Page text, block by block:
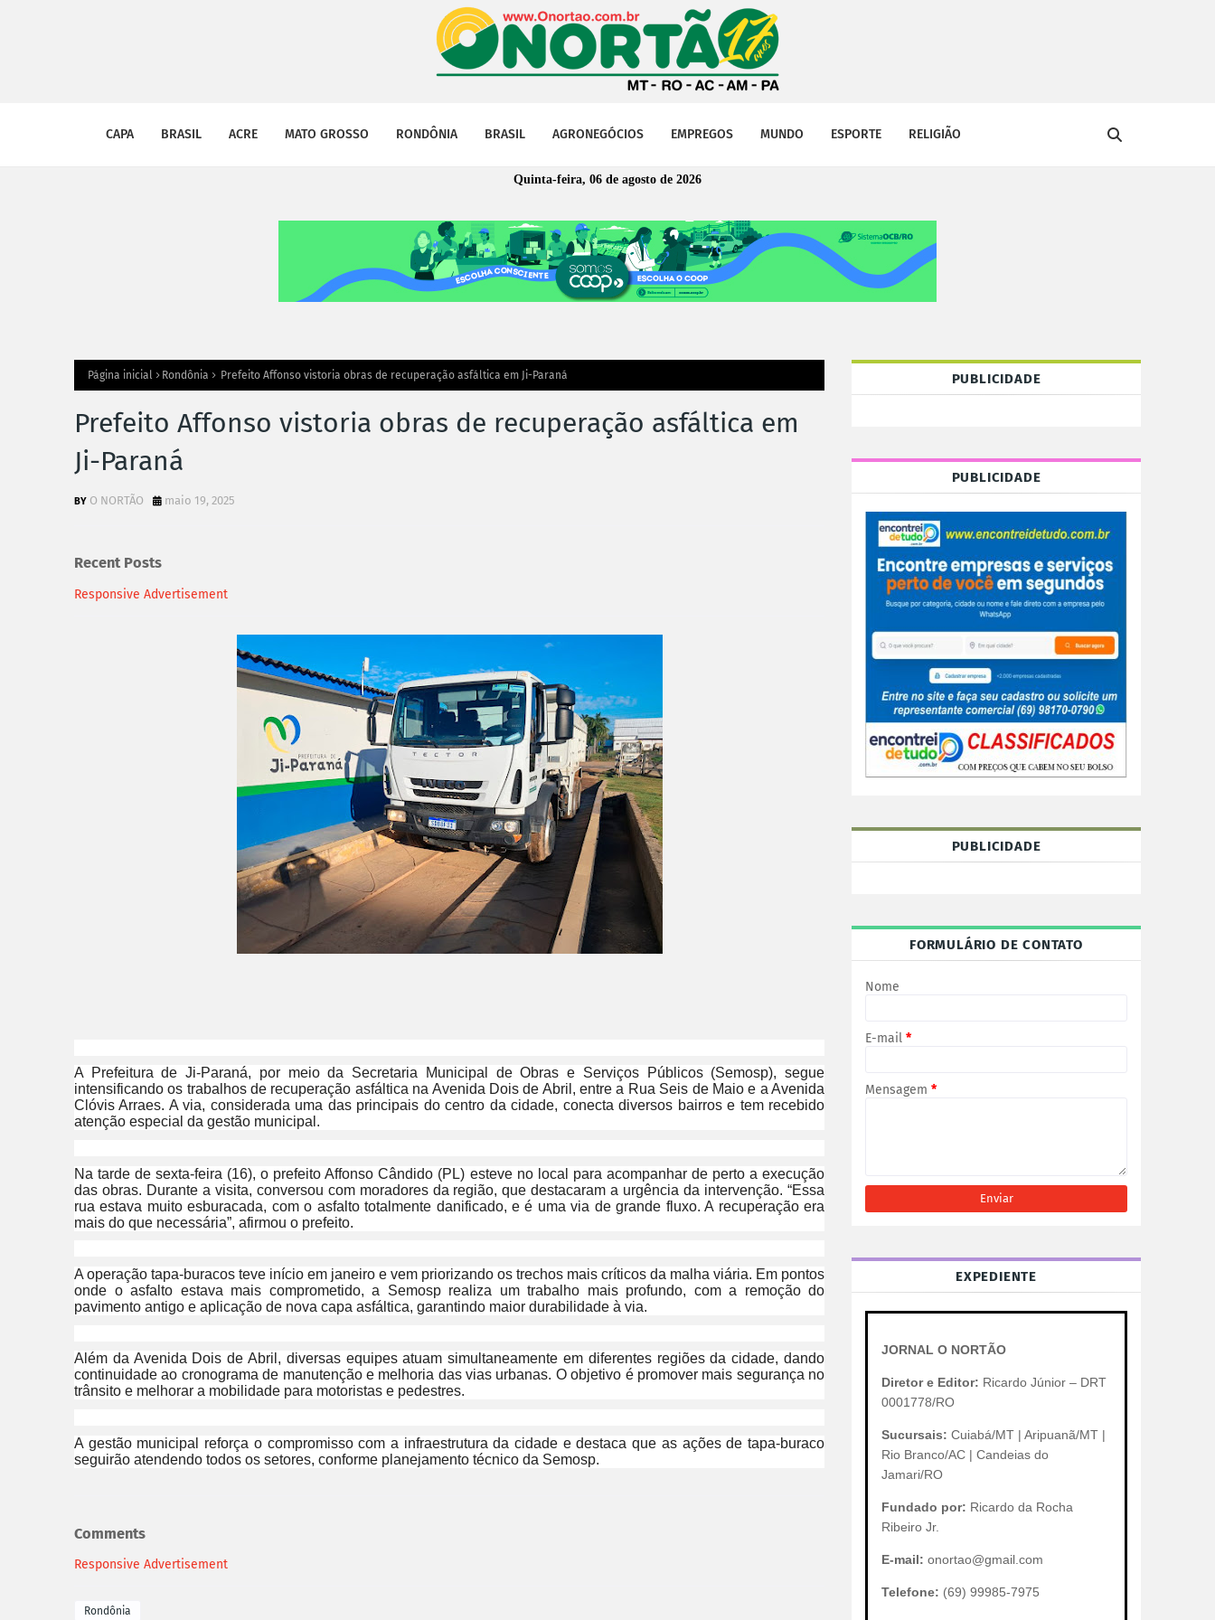
CAPA BRASIL ACRE MATO GROSSO RONDÔNIA BRASIL AGRONEGÓCIOS EMPREGOS MUNDO ESPORTE RELIGIÃO
Quinta-feira, 06 de agosto de 2026
Página inicial Rondônia Prefeito Affonso vistoria obras de recuperação asfáltica em Ji-Paraná
Prefeito Affonso vistoria obras de recuperação asfáltica em
Ji-Paraná
O NORTÃO maio 19, 2025
Recent Posts
Responsive Advertisement
A Prefeitura de Ji-Paraná, por meio da Secretaria Municipal de Obras e Serviços Públicos (Semosp), segue
intensificando os trabalhos de recuperação asfáltica na Avenida Dois de Abril, entre a Rua Seis de Maio e a Avenida
Clóvis Arraes. A via, considerada uma das principais do centro da cidade, conecta diversos bairros e tem recebido
atenção especial da gestão municipal.
Na tarde de sexta-feira (16), o prefeito Affonso Cândido (PL) esteve no local para acompanhar de perto a execução
das obras. Durante a visita, conversou com moradores da região, que destacaram a urgência da intervenção. “Essa
rua estava muito esburacada, com o asfalto totalmente danificado, e é uma via de grande fluxo. A recuperação era
mais do que necessária”, afirmou o prefeito.
A operação tapa-buracos teve início em janeiro e vem priorizando os trechos mais críticos da malha viária. Em pontos
onde o asfalto estava mais comprometido, a Semosp realiza um trabalho mais profundo, com a remoção do
pavimento antigo e aplicação de nova capa asfáltica, garantindo maior durabilidade à via.
Além da Avenida Dois de Abril, diversas equipes atuam simultaneamente em diferentes regiões da cidade, dando
continuidade ao cronograma de manutenção e melhoria das vias urbanas. O objetivo é promover mais segurança no
trânsito e melhorar a mobilidade para motoristas e pedestres.
A gestão municipal reforça o compromisso com a infraestrutura da cidade e destaca que as ações de tapa-buraco
seguirão atendendo todos os setores, conforme planejamento técnico da Semosp.
Comments
Responsive Advertisement
Rondônia
PUBLICIDADE
PUBLICIDADE
PUBLICIDADE
FORMULÁRIO DE CONTATO
Nome
E-mail *
Mensagem *
EXPEDIENTE
JORNAL O NORTÃO
Diretor e Editor: Ricardo Júnior – DRT
0001778/RO
Sucursais: Cuiabá/MT | Aripuanã/MT |
Rio Branco/AC | Candeias do
Jamari/RO
Fundado por: Ricardo da Rocha
Ribeiro Jr.
E-mail: onortao@gmail.com
Telefone: (69) 99985-7975